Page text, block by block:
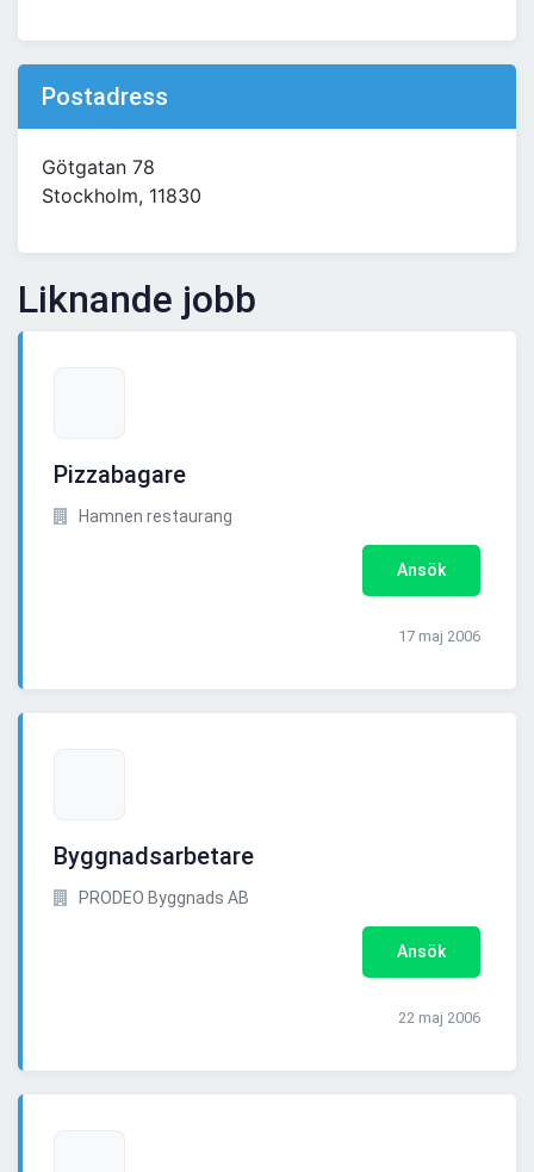
Postadress
Götgatan 78
Stockholm, 11830
Liknande jobb
Pizzabagare
Hamnen restaurang
Ansök
17 maj 2006
Byggnadsarbetare
PRODEO Byggnads AB
Ansök
22 maj 2006